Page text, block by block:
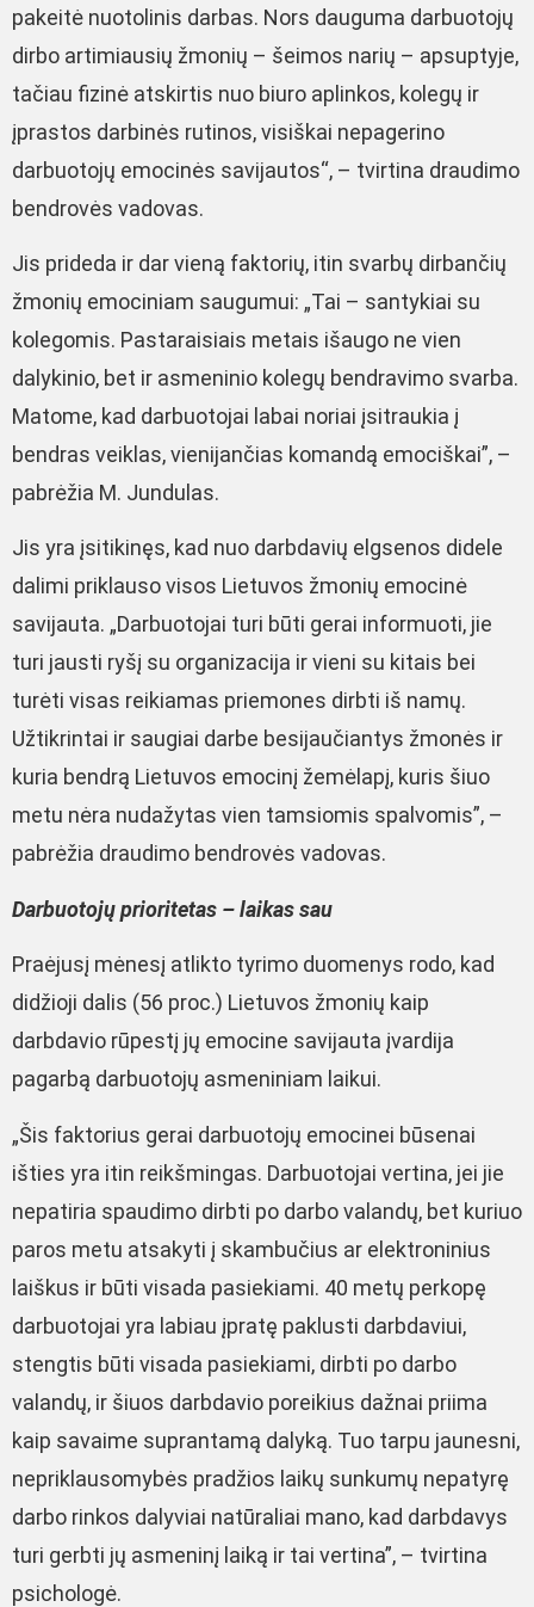
pakeitė nuotolinis darbas. Nors dauguma darbuotojų
dirbo artimiausių žmonių – šeimos narių – apsuptyje,
tačiau fizinė atskirtis nuo biuro aplinkos, kolegų ir
įprastos darbinės rutinos, visiškai nepagerino
darbuotojų emocinės savijautos“, – tvirtina draudimo
bendrovės vadovas.
Jis prideda ir dar vieną faktorių, itin svarbų dirbančių
žmonių emociniam saugumui: „Tai – santykiai su
kolegomis. Pastaraisiais metais išaugo ne vien
dalykinio, bet ir asmeninio kolegų bendravimo svarba.
Matome, kad darbuotojai labai noriai įsitraukia į
bendras veiklas, vienijančias komandą emociškai”, –
pabrėžia M. Jundulas.
Jis yra įsitikinęs, kad nuo darbdavių elgsenos didele
dalimi priklauso visos Lietuvos žmonių emocinė
savijauta. „Darbuotojai turi būti gerai informuoti, jie
turi jausti ryšį su organizacija ir vieni su kitais bei
turėti visas reikiamas priemones dirbti iš namų.
Užtikrintai ir saugiai darbe besijaučiantys žmonės ir
kuria bendrą Lietuvos emocinį žemėlapį, kuris šiuo
metu nėra nudažytas vien tamsiomis spalvomis”, –
pabrėžia draudimo bendrovės vadovas.
Darbuotojų prioritetas – laikas sau
Praėjusį mėnesį atlikto tyrimo duomenys rodo, kad
didžioji dalis (56 proc.) Lietuvos žmonių kaip
darbdavio rūpestį jų emocine savijauta įvardija
pagarbą darbuotojų asmeniniam laikui.
„Šis faktorius gerai darbuotojų emocinei būsenai
išties yra itin reikšmingas. Darbuotojai vertina, jei jie
nepatiria spaudimo dirbti po darbo valandų, bet kuriuo
paros metu atsakyti į skambučius ar elektroninius
laiškus ir būti visada pasiekiami. 40 metų perkopę
darbuotojai yra labiau įpratę paklusti darbdaviui,
stengtis būti visada pasiekiami, dirbti po darbo
valandų, ir šiuos darbdavio poreikius dažnai priima
kaip savaime suprantamą dalyką. Tuo tarpu jaunesni,
nepriklausomybės pradžios laikų sunkumų nepatyrę
darbo rinkos dalyviai natūraliai mano, kad darbdavys
turi gerbti jų asmeninį laiką ir tai vertina”, – tvirtina
psichologė.